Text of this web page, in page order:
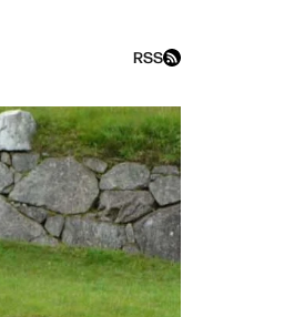
RSS